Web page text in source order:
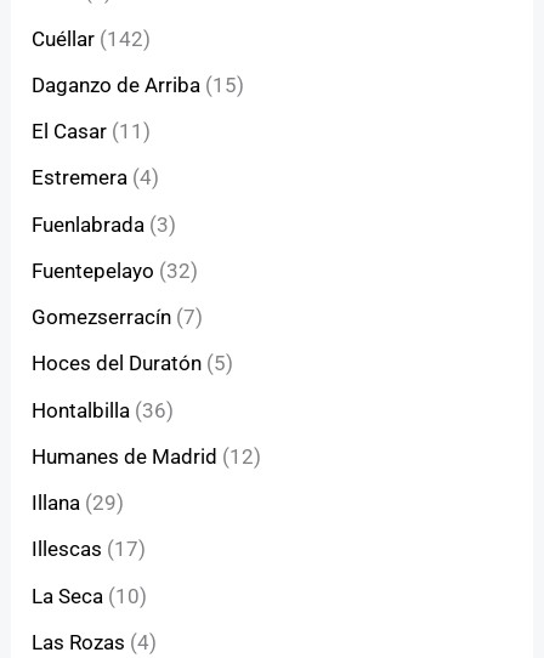
Cuéllar (142)
Daganzo de Arriba (15)
El Casar (11)
Estremera (4)
Fuenlabrada (3)
Fuentepelayo (32)
Gomezserracín (7)
Hoces del Duratón (5)
Hontalbilla (36)
Humanes de Madrid (12)
Illana (29)
Illescas (17)
La Seca (10)
Las Rozas (4)